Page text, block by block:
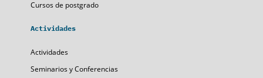
Cursos de postgrado
Actividades
Actividades
Seminarios y Conferencias